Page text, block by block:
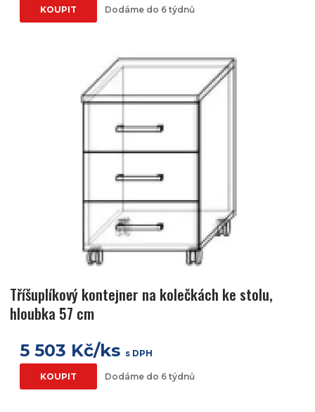
KOUPIT Dodáme do 6 týdnů
Tříšuplíkový kontejner na kolečkách ke stolu,
hloubka 57 cm
5 503 Kč/ks s DPH
KOUPIT Dodáme do 6 týdnů